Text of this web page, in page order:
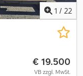
1 / 22
€ 19.500
VB zzgl. MwSt.